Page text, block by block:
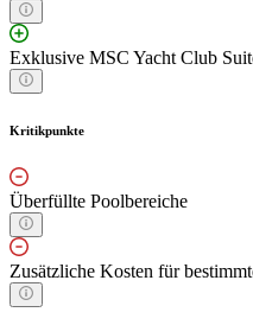
Exklusive MSC Yacht Club
Kritikpunkte
Überfüllte Poolbereiche
Zusätzliche Kosten für